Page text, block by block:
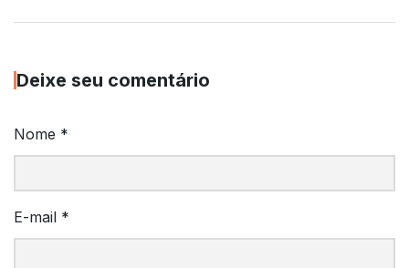
Deixe seu comentário
Nome *
E-mail *